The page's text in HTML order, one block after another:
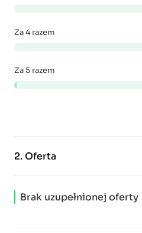
Za 4 razem
Za 5 razem
2.Oferta
Brak uzupełnionej oferty